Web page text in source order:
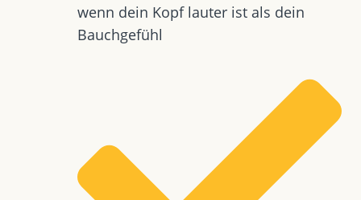
wenn dein Kopf lauter ist als dein
Bauchgefühl